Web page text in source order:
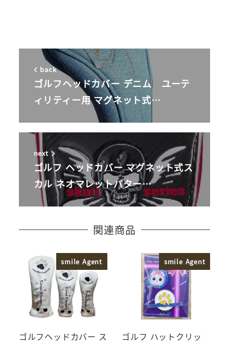
back
ゴルフヘッドカバー デニム ユーテ
ィリティー用 マグネット式…
next
ゴルフ ヘッドカバー マグネット式ス
カル ネオマレットパター…
関連商品
smile Agent
ゴルフヘッドカバー ス
smile Agent
ゴルフ ハットクリッ